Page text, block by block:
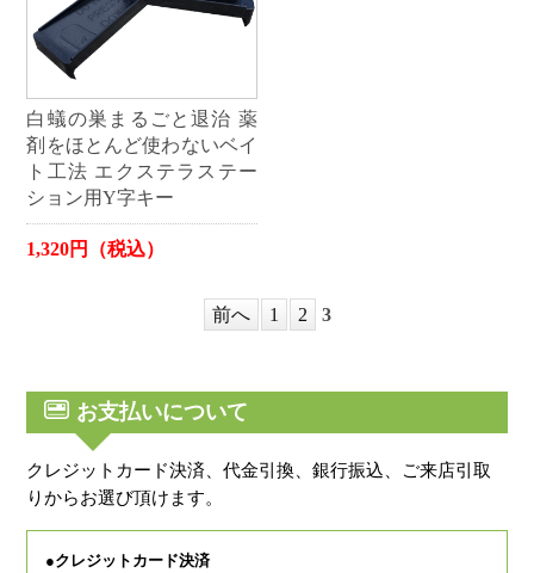
白蟻の巣まるごと退治 薬
剤をほとんど使わないベイ
ト工法 エクステラステー
ション用Y字キー
1,320円（税込）
前へ 1 2 3
お支払いについて
クレジットカード決済、代金引換、銀行振込、ご来店引取
りからお選び頂けます。
●クレジットカード決済